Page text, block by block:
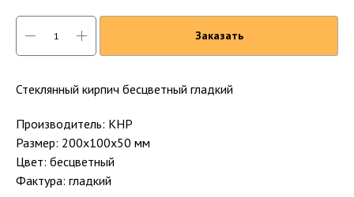
Заказать
Стеклянный кирпич бесцветный гладкий
Производитель: КНР
Размер: 200x100x50 мм
Цвет: бесцветный
Фактура: гладкий